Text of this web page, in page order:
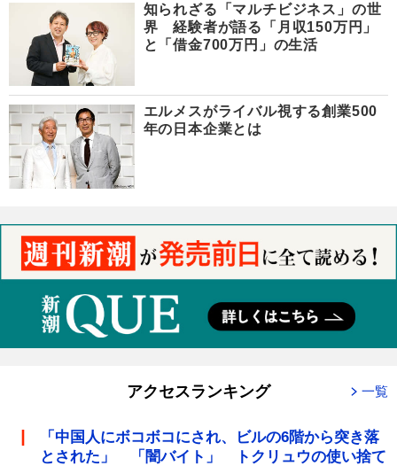
知られざる「マルチビジネス」の世
界 経験者が語る「月収150万円」
と「借金700万円」の生活
エルメスがライバル視する創業500
年の日本企業とは
アクセスランキング 一覧
「中国人にボコボコにされ、ビルの6階から突き落
とされた」 「闇バイト」 トクリュウの使い捨て